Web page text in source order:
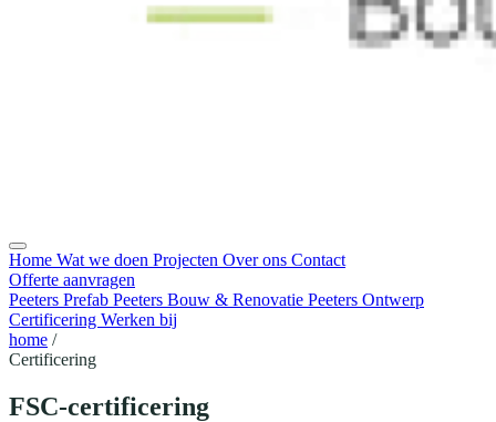
Home Wat we doen Projecten Over ons Contact
Offerte aanvragen
Peeters Prefab Peeters Bouw & Renovatie Peeters Ontwerp
Certificering Werken bij
home /
Certificering
FSC-certificering